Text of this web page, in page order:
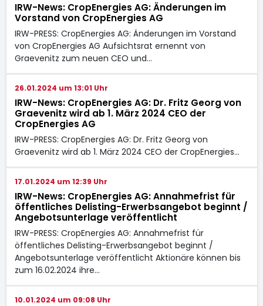
IRW-News: CropEnergies AG: Änderungen im
Vorstand von CropEnergies AG
IRW-PRESS: CropEnergies AG: Änderungen im Vorstand
von CropEnergies AG Aufsichtsrat ernennt von
Graevenitz zum neuen CEO und…
26.01.2024 um 13:01 Uhr
IRW-News: CropEnergies AG: Dr. Fritz Georg von
Graevenitz wird ab 1. März 2024 CEO der
CropEnergies AG
IRW-PRESS: CropEnergies AG: Dr. Fritz Georg von
Graevenitz wird ab 1. März 2024 CEO der CropEnergies…
17.01.2024 um 12:39 Uhr
IRW-News: CropEnergies AG: Annahmefrist für
öffentliches Delisting-Erwerbsangebot beginnt /
Angebotsunterlage veröffentlicht
IRW-PRESS: CropEnergies AG: Annahmefrist für
öffentliches Delisting-Erwerbsangebot beginnt /
Angebotsunterlage veröffentlicht Aktionäre können bis
zum 16.02.2024 ihre…
10.01.2024 um 09:08 Uhr